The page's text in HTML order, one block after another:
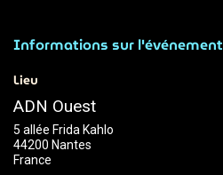
Informations sur l'événement
Lieu
ADN Ouest
5 allée Frida Kahlo
44200 Nantes
France